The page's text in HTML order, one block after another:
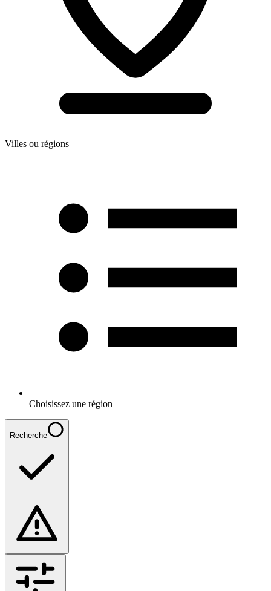
Villes ou régions
Choisissez une région
Recherche